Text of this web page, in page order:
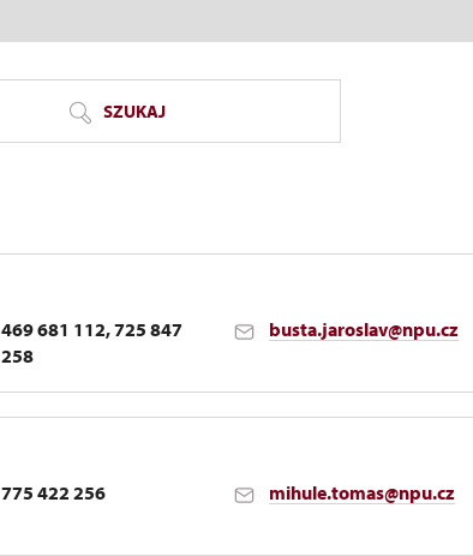
SZUKAJ
469 681 112, 725 847
258
busta.jaroslav@npu.cz
775 422 256 mihule.tomas@npu.cz